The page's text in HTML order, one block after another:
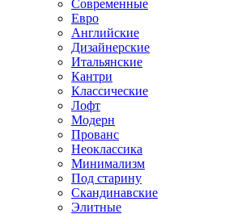
Современные
Евро
Английские
Дизайнерские
Итальянские
Кантри
Классические
Лофт
Модерн
Прованс
Неоклассика
Минимализм
Под старину
Скандинавские
Элитные